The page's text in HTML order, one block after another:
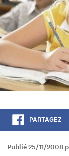
PARTAGEZ
Publié 25/11/2008